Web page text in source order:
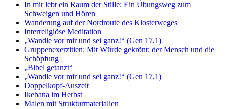
In mir lebt ein Raum der Stille: Ein Übungsweg zum
Schweigen und Hören
Wanderung auf der Nordroute des Klosterweges
Interreligiöse Meditation
„Wandle vor mir und sei ganz!“ (Gen 17,1)
Gruppenexerzitien: Mit Würde gekrönt: der Mensch und die
Schöpfung
„Bibel getanzt“
„Wandle vor mir und sei ganz!“ (Gen 17,1)
Doppelkopf-Auszeit
Ikebana im Herbst
Malen mit Strukturmaterialien